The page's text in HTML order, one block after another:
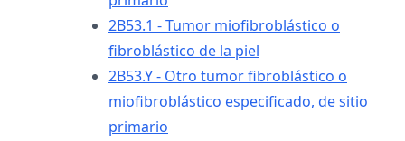
2B53.1 - Tumor miofibroblástico o
fibroblástico de la piel
2B53.Y - Otro tumor fibroblástico o
miofibroblástico especificado, de sitio
primario